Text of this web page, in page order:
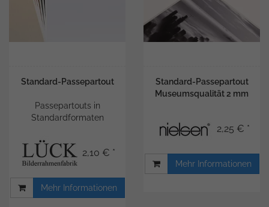
Standard-Passepartout
Passepartouts in
Standardformaten
2,10 € *
Mehr Informationen
Standard-Passepartout
Museumsqualität 2 mm
2,25 € *
Mehr Informationen